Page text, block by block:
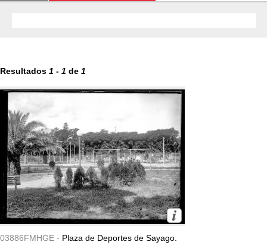
Resultados 1 - 1 de 1
03886FMHGE - Plaza de Deportes de Sayago.